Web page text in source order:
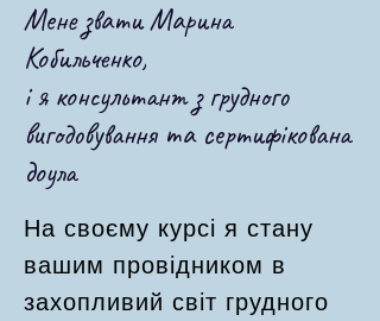
Мене звати Марина
Кобильченко,
і я консультант з грудного
вигодовування та сертифікована
доула
На своєму курсі я стану
вашим провідником в
захопливий світ грудного